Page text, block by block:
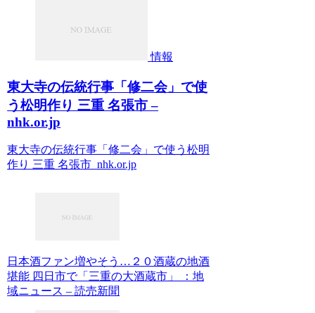
情報
東大寺の伝統行事「修二会」で使
う松明作り 三重 名張市 –
nhk.or.jp
東大寺の伝統行事「修二会」で使う松明
作り 三重 名張市 nhk.or.jp
日本酒ファン増やそう…２０酒蔵の地酒
堪能 四日市で「三重の大酒蔵市」 ：地
域ニュース – 読売新聞